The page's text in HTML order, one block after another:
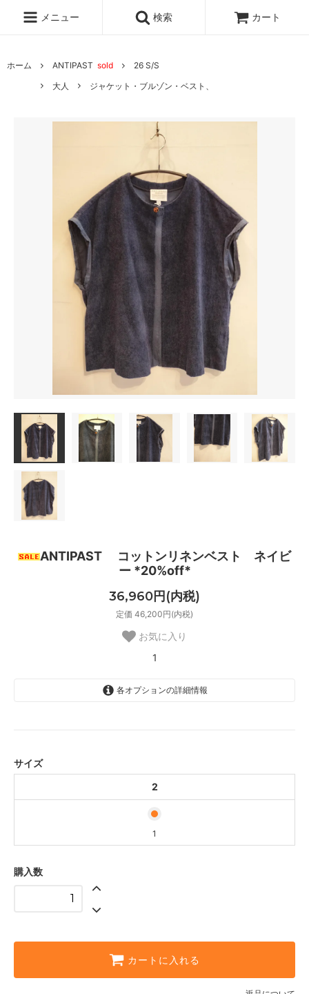
メニュー 検索 カート
ホーム ANTIPAST sold
26 S/S
大人
ジャケット・ブルゾン・ベスト、
ANTIPAST コットンリネンベスト ネイビ
ー *20%off*
36,960円(内税)
定価 46,200円(内税)
お気に入り
1
各オプションの詳細情報
サイズ
2
1
購入数
カートに入れる